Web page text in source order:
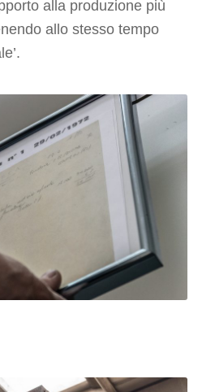
alla produzione più
allo stesso tempo